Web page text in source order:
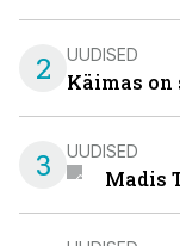
2 UUDISED
Käimas
3 UUDISED
Madis